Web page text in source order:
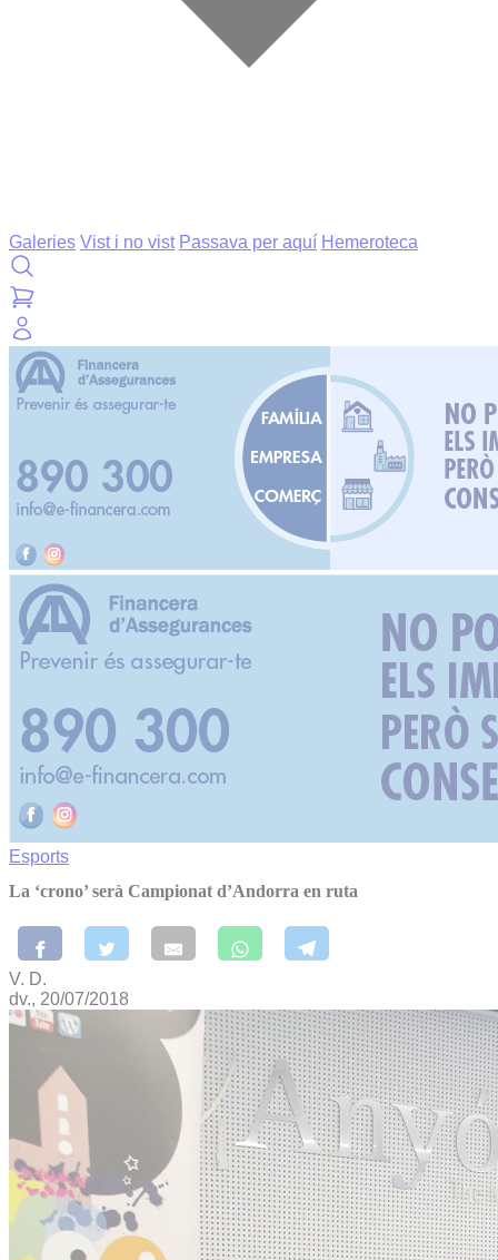
Galeries Vist i no vist Passava per aquí Hemeroteca
Esports
La ‘crono’ serà Campionat d’Andorra en ruta
V. D.
dv., 20/07/2018